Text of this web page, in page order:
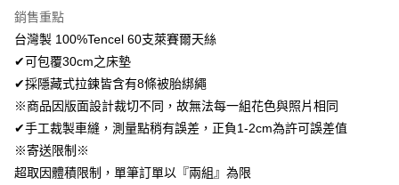
AFTEE先享後付
相關說明
AFTEE先享後付是「在收到商品之後才付款」的支付方式。 讓您購物簡單
便利好安心！
１．簡單：不需註冊會員、不需綁卡、不需儲值。
２．便利：只要手機號碼，簡訊認證，即可結帳。
３．安心：先確認商品／服務後，再付款。
１．於結帳方式選擇「AFTEE先享後付」後，將跳轉至「AFTEE先享後付」
ATM付款
運送方式
全家取貨付款
免運費
銷售重點
台灣製 100%Tencel 60支萊賽爾天絲
✔可包覆30cm之床墊
✔採隱藏式拉鍊皆含有8條被胎綁繩
※商品因版面設計裁切不同，故無法每一組花色與照片相同
✔手工裁製車縫，測量點稍有誤差，正負1-2cm為許可誤差值
※寄送限制※
超取因體積限制，單筆訂單以『兩組』為限